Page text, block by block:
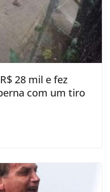
28 mil e fez
com um tiro